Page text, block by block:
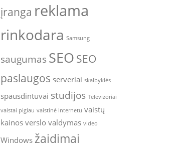
įranga reklama
rinkodara Samsung
saugumas SEO SEO
paslaugos serveriai skalbyklės
spausdintuvai studijos Televizoriai
vaistai pigiau vaistinė internetu vaistų
kainosverslo valdymas video
Windows žaidimai